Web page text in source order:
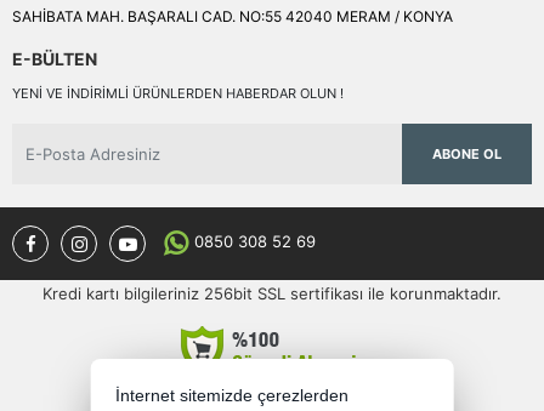
SAHİBATA MAH. BAŞARALI CAD. NO:55 42040 MERAM / KONYA
E-BÜLTEN
YENI VE INDIRIMLI ÜRÜNLERDEN HABERDAR OLUN !
ABONE OL
0850 308 52 69
Kredi kartı bilgileriniz 256bit SSL sertifikası ile korunmaktadır.
İnternet sitemizde çerezlerden